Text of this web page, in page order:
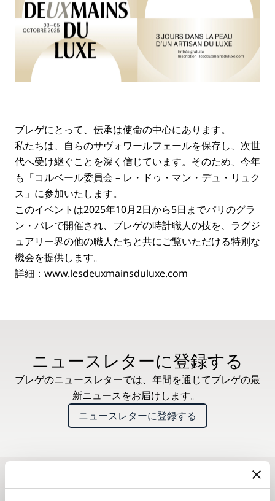
ブレゲにとって、伝承は使命の中心にあります。
私たちは、自らのサヴォワールフェールを保存し、次世
代へ受け継ぐことを深く信じています。そのため、今年
も「コルベール委員会 – レ・ドゥ・マン・デュ・リュク
ス」に参加いたします。
このイベントは2025年10月2日から5日までパリのグラ
ン・パレで開催され、ブレゲの時計職人の技を、ラグジ
ュアリー界の他の職人たちと共にご覧いただける特別な
機会を提供します。
詳細： www.lesdeuxmainsduluxe.com
ニュースレターに登録する
ブレゲのニュースレターでは、年間を通じてブレゲの最
新ニュースをお届けします。
ニュースレターに登録する